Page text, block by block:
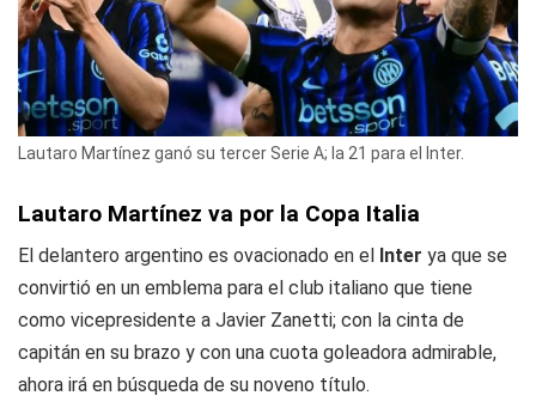
Lautaro Martínez ganó su tercer Serie A; la 21 para el Inter.
Lautaro Martínez va por la Copa Italia
El delantero argentino es ovacionado en el Inter ya que se
convirtió en un emblema para el club italiano que tiene
como vicepresidente a Javier Zanetti; con la cinta de
capitán en su brazo y con una cuota goleadora admirable,
ahora irá en búsqueda de su noveno título.